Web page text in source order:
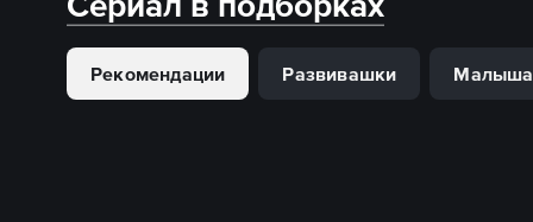
Рекомендации Развивашки